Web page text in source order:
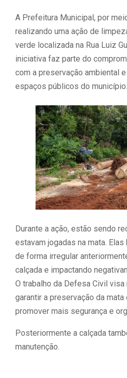
A Prefeitura Municipal, por
realizando uma ação de
verde localizada na Rua Luiz
iniciativa faz parte do
com a preservação ambiental
espaços públicos do município.
Durante a ação, estão sendo
estavam jogadas na mata.
de forma irregular
calçada e impactando
O trabalho da Defesa Civil visa
garantir a preservação da
promover mais segurança e
Posteriormente a calçada
manutenção.